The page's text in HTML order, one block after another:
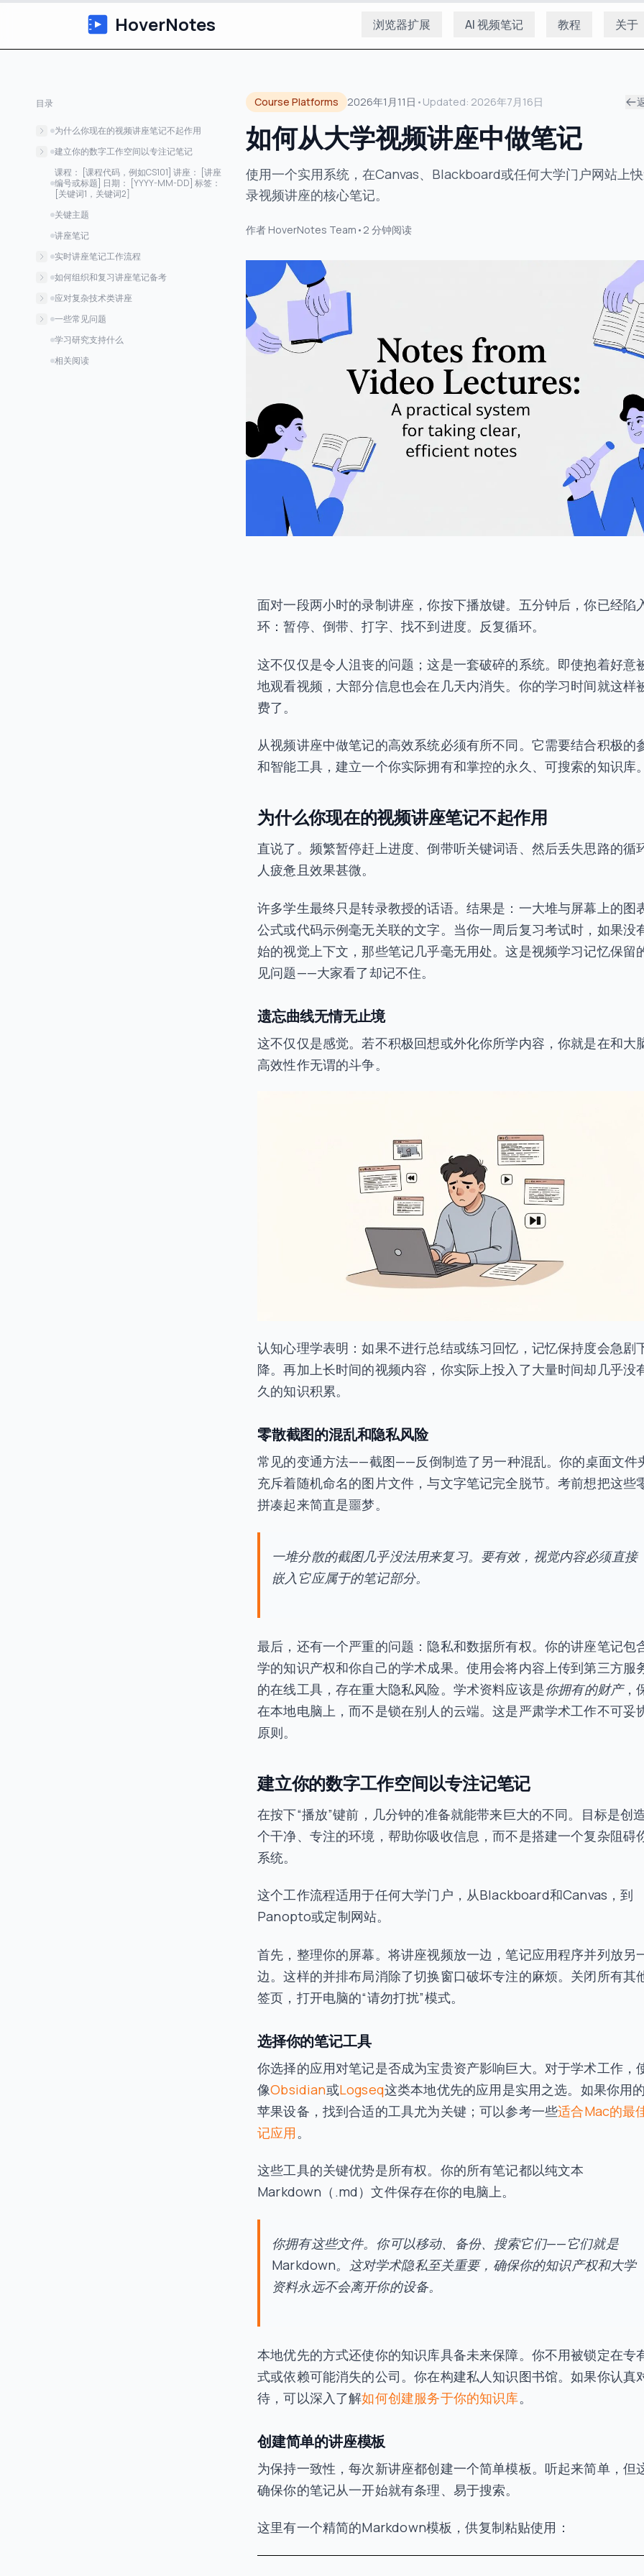
HoverNotes 浏览器扩展 AI 视频笔记 教程 关于
目录
为什么你现在的视频讲座笔记不起作用
遗忘曲线无情无止境
零散截图的混乱和隐私风险
建立你的数字工作空间以专注记笔记
选择你的笔记工具
创建简单的讲座模板
课程： [课程代码，例如CS101] 讲座： [讲座
编号或标题] 日期： [YYYY-MM-DD] 标签：
[关键词1，关键词2]
关键主题
讲座笔记
实时讲座笔记工作流程
让AI处理初稿
利用带时间戳的截图抓取视觉内容
如何组织和复习讲座笔记备考
简单且实用的文件夹结构
从被动笔记到主动知识
利用视觉锚点进行目标复习
应对复杂技术类讲座
捕捉公式和代码片段
语言障碍与隐私问题
一些常见问题
这种方法适用于Canvas、Panopto等任
学习研究支持什么
相关阅读
Course Platforms 2026年1月11日 • Updated: 2026年7月16日
如何从大学视频讲座中做笔记
使用一个实用系统，在Canvas、Blackboard或任何大学门户网站上
录视频讲座的核心笔记。
作者 HoverNotes Team • 2 分钟阅读
面对一段两小时的录制讲座，你按下播放键。五分钟后，你已经陷
环：暂停、倒带、打字、找不到进度。反复循环。
这不仅仅是令人沮丧的问题；这是一套破碎的系统。即使抱着好意
地观看视频，大部分信息也会在几天内消失。你的学习时间就这样
费了。
从视频讲座中做笔记的高效系统必须有所不同。它需要结合积极的
和智能工具，建立一个你实际拥有和掌控的永久、可搜索的知识库
为什么你现在的视频讲座笔记不起作用
直说了。频繁暂停赶上进度、倒带听关键词语、然后丢失思路的循
人疲惫且效果甚微。
许多学生最终只是转录教授的话语。结果是：一大堆与屏幕上的图
公式或代码示例毫无关联的文字。当你一周后复习考试时，如果没
始的视觉上下文，那些笔记几乎毫无用处。这是视频学习记忆保留
见问题——大家看了却记不住。
遗忘曲线无情无止境
这不仅仅是感觉。若不积极回想或外化你所学内容，你就是在和大
高效性作无谓的斗争。
认知心理学表明：如果不进行总结或练习回忆，记忆保持度会急剧
降。再加上长时间的视频内容，你实际上投入了大量时间却几乎没
久的知识积累。
零散截图的混乱和隐私风险
常见的变通方法——截图——反倒制造了另一种混乱。你的桌面文件
充斥着随机命名的图片文件，与文字笔记完全脱节。考前想把这些
拼凑起来简直是噩梦。
一堆分散的截图几乎没法用来复习。要有效，视觉内容必须直接
嵌入它应属于的笔记部分。
最后，还有一个严重的问题：隐私和数据所有权。你的讲座笔记包
学的知识产权和你自己的学术成果。使用会将内容上传到第三方服
的在线工具，存在重大隐私风险。学术资料应该是你拥有的财产，
在本地电脑上，而不是锁在别人的云端。这是严肃学术工作不可妥
原则。
建立你的数字工作空间以专注记笔记
在按下“播放”键前，几分钟的准备就能带来巨大的不同。目标是创
个干净、专注的环境，帮助你吸收信息，而不是搭建一个复杂阻碍
系统。
这个工作流程适用于任何大学门户，从Blackboard和Canvas，到
Panopto或定制网站。
首先，整理你的屏幕。将讲座视频放一边，笔记应用程序并列放另
边。这样的并排布局消除了切换窗口破坏专注的麻烦。关闭所有其
签页，打开电脑的“请勿打扰”模式。
选择你的笔记工具
你选择的应用对笔记是否成为宝贵资产影响巨大。对于学术工作，
像Obsidian或Logseq这类本地优先的应用是实用之选。如果你用
苹果设备，找到合适的工具尤为关键；可以参考一些适合Mac的最
记应用 。
这些工具的关键优势是所有权。你的所有笔记都以纯文本
Markdown（.md）文件保存在你的电脑上。
你拥有这些文件。你可以移动、备份、搜索它们——它们就是
Markdown。这对学术隐私至关重要，确保你的知识产权和大学
资料永远不会离开你的设备。
本地优先的方式还使你的知识库具备未来保障。你不用被锁定在专
式或依赖可能消失的公司。你在构建私人知识图书馆。如果你认真
待，可以深入了解如何创建服务于你的知识库。
创建简单的讲座模板
为保持一致性，每次新讲座都创建一个简单模板。听起来简单，但
确保你的笔记从一开始就有条理、易于搜索。
这里有一个精简的Markdown模板，供复制粘贴使用：